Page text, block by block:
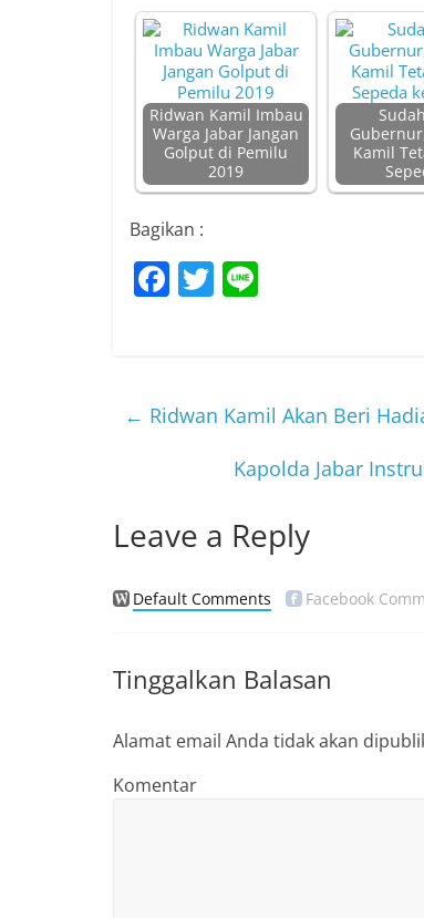
Ridwan Kamil Imbau
Warga Jabar Jangan
Golput di Pemilu
2019
Kamil
Bagikan :
F
b
k
T
← Ridwan Kamil Akan Beri
Kapolda Jabar
Leave a Reply
Default Comments Facebook
Tinggalkan Balasan
Alamat email Anda tidak akan
Komentar